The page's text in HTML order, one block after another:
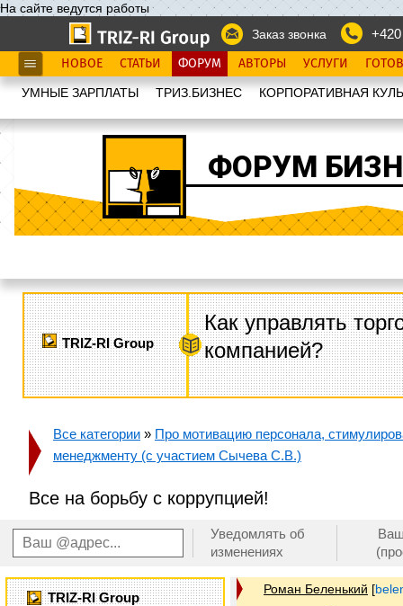
На сайте ведутся работы
Заказ звонка
НОВОЕ СТАТЬИ ФОРУМ АВТОРЫ УСЛУГИ
УМНЫЕ ЗАРПЛАТЫ ТРИЗ.БИЗНЕС КОРПОРАТИВНАЯ
ФОРУМ
TRIZ-RI Group
Как управлять
компанией?
Все категории » Про мотивацию персонала,
менеджменту (с участием Сычева С.В.)
Все на борьбу с коррупцией!
Уведомлять об
изменениях
TRIZ-RI Group
Роман Беленький [